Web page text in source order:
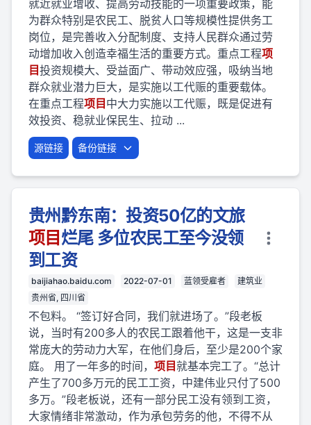
就近就业增收、提高劳动技能的一项重要政策，能
为群众特别是农民工、脱贫人口等规模性提供务工
岗位，是完善收入分配制度、支持人民群众通过劳
动增加收入创造幸福生活的重要方式。重点工程项
目投资规模大、受益面广、带动效应强，吸纳当地
群众就业潜力巨大，是实施以工代赈的重要载体。
在重点工程项目 中大力实施以工代赈，既是促进有
效投资、稳就业保民生、拉动 ...
源链接 备份链接
贵州黔东南：投资50亿的文旅
项目 烂尾 多位农民工至今没领
到工资
baijiahao.baidu.com 2022-07-01 蓝领受雇者
建筑业
贵州省, 四川省
不包料。 “签订好合同，我们就进场了。”段老板
说，当时有200多人的农民工跟着他干，这是一支非
常庞大的劳动力大军，在他们身后，至少是200个家
庭。 用了一年多的时间， 项目就基本完工了。“总计
产生了700多万元的民工工资，中建伟业只付了500
多万。”段老板说，还有一部分民工没有领到工资，
大家情绪非常激动，作为承包劳务的他，不得不从